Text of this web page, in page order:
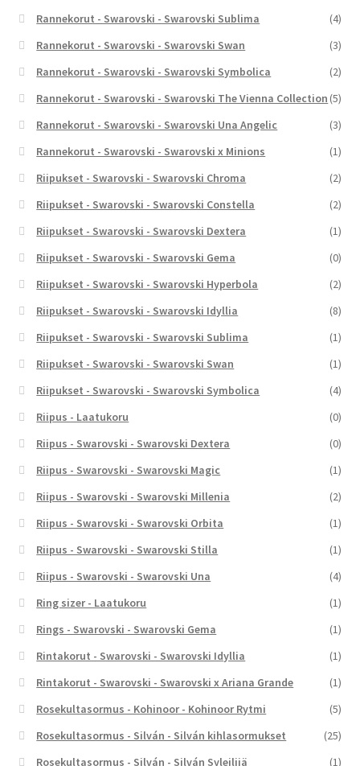
Rannekorut - Swarovski - Swarovski Sublima
(4)
Rannekorut - Swarovski - Swarovski Swan
(3)
Rannekorut - Swarovski - Swarovski Symbolica
(2)
Rannekorut - Swarovski - Swarovski The Vienna Collection (5)
Rannekorut - Swarovski - Swarovski Una Angelic
(3)
Rannekorut - Swarovski - Swarovski x Minions
(1)
Riipukset - Swarovski - Swarovski Chroma
(2)
Riipukset - Swarovski - Swarovski Constella
(2)
Riipukset - Swarovski - Swarovski Dextera
(1)
Riipukset - Swarovski - Swarovski Gema
(0)
Riipukset - Swarovski - Swarovski Hyperbola
(2)
Riipukset - Swarovski - Swarovski Idyllia
(8)
Riipukset - Swarovski - Swarovski Sublima
(1)
Riipukset - Swarovski - Swarovski Swan
(1)
Riipukset - Swarovski - Swarovski Symbolica
(4)
Riipus - Laatukoru
(0)
Riipus - Swarovski - Swarovski Dextera
(0)
Riipus - Swarovski - Swarovski Magic
(1)
Riipus - Swarovski - Swarovski Millenia
(2)
Riipus - Swarovski - Swarovski Orbita
(1)
Riipus - Swarovski - Swarovski Stilla
(1)
Riipus - Swarovski - Swarovski Una
(4)
Ring sizer - Laatukoru
(1)
Rings - Swarovski - Swarovski Gema
(1)
Rintakorut - Swarovski - Swarovski Idyllia
(1)
Rintakorut - Swarovski - Swarovski x Ariana Grande
(1)
Rosekultasormus - Kohinoor - Kohinoor Rytmi
(5)
Rosekultasormus - Silván - Silván kihlasormukset
(25)
Rosekultasormus - Silván - Silván Syleilijä
(1)